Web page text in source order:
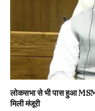
लोकसभा से भी पास हुआ
मिली मंजूरी